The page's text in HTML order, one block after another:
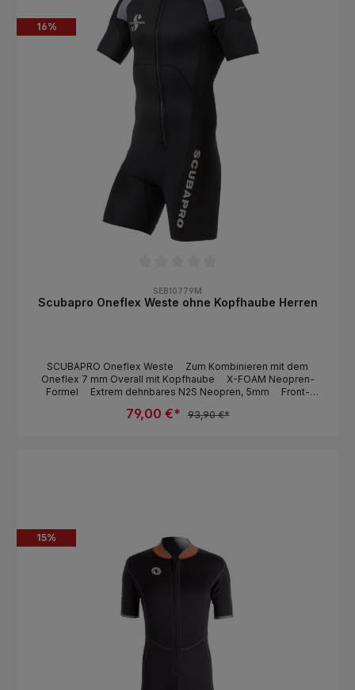
einer optimalen Passform und Isolation kommt der neuen
Schnittführung zu: Die Reef-Modelle besitzen einen
anatomisch vorgeformten Schnitt, der speziell auf die
weibliche Körperform abgestimmt wurde!Custom Closure steht
für einen ausgefeilten Kragenverschluss und einen besonders
gut dichtenden Rückenreißverschluss. Dieses System
ermöglicht eine individuelle Einstellung der Halsmanschette, da
die neue Klettlasche griffig in das Gummi eingebettet ist und
sich durch diese besondere Konstruktion nur dort anhaftet, wo
sie auch haften soll: nämlich am Kragen! Der
Rückenreißverschluss ist durch ein Glatthaut-auf-Glatthaut-
System ausgezeichnet, wodurch der Wassereinstrom erheblich
minimiert wird.Selbstverständlich haben die Mares Entwickler
auch für ein modisches Design und eine sportive
Schnittführung gesorgt. Hier gilt wie immer: Einfach cool und
stylisch!
16%
SEB10779M
Scubapro Oneflex Weste ohne Kopfhaube Herren
SCUBAPRO Oneflex Weste Zum Kombinieren mit dem
Oneflex 7 mm Overall mit Kopfhaube X-FOAM Neopren-
Formel Extrem dehnbares N2S Neopren, 5mm Front-
und an den Schultern Größen-Farbcodierung außen
79,00 €* 93,90 €*
15%